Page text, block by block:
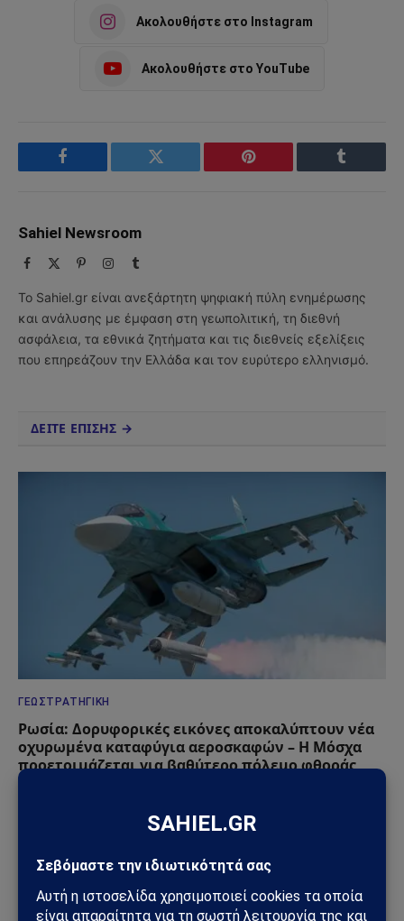
Ακολουθήστε στο Instagram
Ακολουθήστε στο YouTube
Facebook Twitter Pinterest Tumblr
Sahiel Newsroom
Facebook PinterestInstagram
Tumblr
Το Sahiel.gr είναι ανεξάρτητη ψηφιακή πύλη ενημέρωσης
και ανάλυσης με έμφαση στη γεωπολιτική, τη διεθνή
ασφάλεια, τα εθνικά ζητήματα και τις διεθνείς εξελίξεις
που επηρεάζουν την Ελλάδα και τον ευρύτερο ελληνισμό.
ΔΕΙΤΕ ΕΠΙΣΗΣ →
ΓΕΩΣΤΡΑΤΗΓΙΚΉ
Ρωσία: Δορυφορικές εικόνες αποκαλύπτουν νέα
οχυρωμένα καταφύγια αεροσκαφών – Η Μόσχα
προετοιμάζεται για βαθύτερο πόλεμο φθοράς